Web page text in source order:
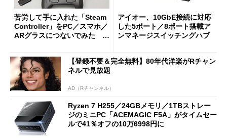
苦労して手に入れた「Steam
Controller」をPC／スマホ／
ARグラスにつないでみた ゲ
アイオー、10GbE接続に対応
した5ポート／8ポート搭載ア
ンマネージスイッチングハブ
【登録不要＆完全無料】80年代洋楽がRチャン
ネルで見放題
AD（Rチャンネル）
Ryzen 7 H255／24GBメモリ／1TBストレー
ジのミニPC「ACEMAGIC F5A」がタイムセー
ルで41％オフの10万6998円に